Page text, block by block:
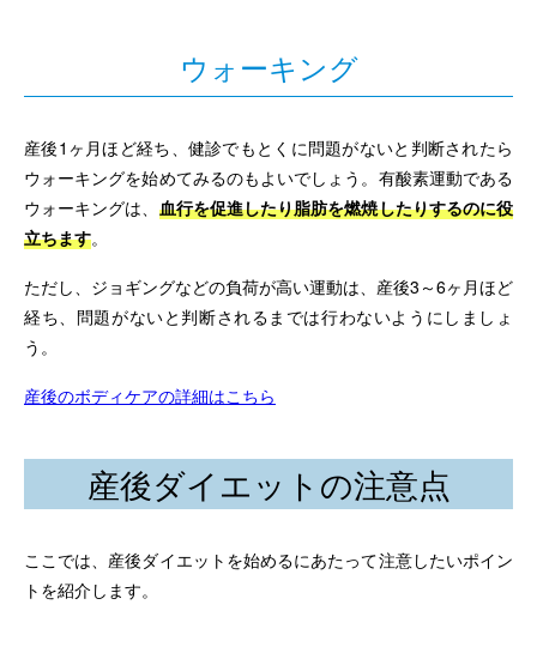
ウォーキング
産後1ヶ月ほど経ち、健診でもとくに問題がないと判断されたら
ウォーキングを始めてみるのもよいでしょう。有酸素運動である
ウォーキングは、 血行を促進したり脂肪を燃焼したりするのに役
立ちます。
ただし、ジョギングなどの負荷が高い運動は、産後3～6ヶ月ほど
経ち、問題がないと判断されるまでは行わないようにしましょ
う。
産後のボディケアの詳細はこちら
産後ダイエットの注意点
ここでは、産後ダイエットを始めるにあたって注意したいポイン
トを紹介します。